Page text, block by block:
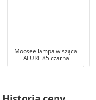
Moosee lampa wisząca
ALURE 85 czarna